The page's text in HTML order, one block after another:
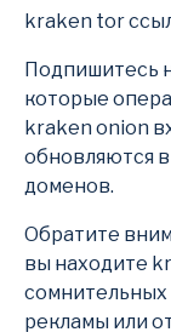
kraken tor
Подпишитесь
которые
kraken onion
обновляются
доменов.
Обратите
вы находите
сомнительных
рекламы или